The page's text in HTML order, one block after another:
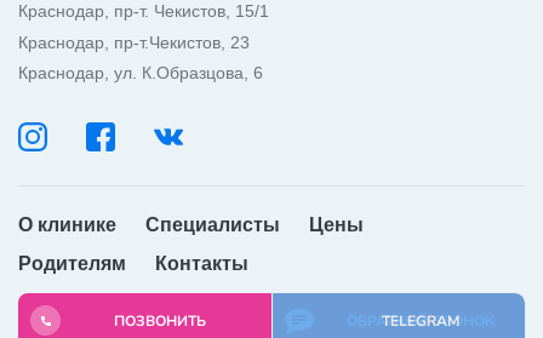
ПОЗВОНИТЬ ОБРАТНЫЙ ЗВОНОК
TELEGRAM
Краснодар, пр-т. Чекистов, 15/1
Краснодар, пр-т.Чекистов, 23
Краснодар, ул. К.Образцова, 6
О клинике Специалисты
Цены
Родителям
Контакты